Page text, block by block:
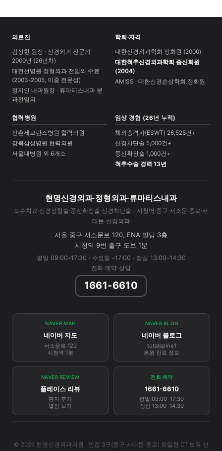
의료진
김상현 원장 · 신경외과 전문의 ·
2000년 (26년차)
대전선병원 정형외과 전임의 수료
(2003-2005, 이중 전문성)
정지인 내과원장 · 류마티스내과 분
과전임의
학회·자격
대한신경외과학회 정회원 (2000)
대한척추신경외과학회 종신회원
(2004)
AMISS · 대한신경손상학회 정회원
협력병원
신촌세브란스병원 협력의원
강북삼성병원 협력의원
서울대병원 외 6개소
임상 경험 (26년 누적)
체외충격파(ESWT) 26,525건+
신경차단술 5,000건+
풍선확장술 1,000건+
척추수술 경력 13년
현명신경외과·정형외과·류마티스내과
도수치료·신경성형술·풍선확장술·신경차단술 · 시청역·중구·서소문·종로·서
대문 신경외과
서울 중구 서소문로 120, ENA 빌딩 3층
시청역 9번 출구 도보 1분
평일 09:00–17:30 · 수요일 –17:00 · 점심 13:00–14:30
전화 예약·상담
1661-6610
NAVER MAP
네이버 지도
서소문로 120
시청역 1분
NAVER BLOG
네이버 블로그
totalspine1
본원 진료 정보
NAVER REVIEW
플레이스 리뷰
환자 후기
별점 보기
전화 예약
1661-6610
평일 09:00–17:30
점심 13:00–14:30
© 2026 현명신경외과의원 · 인접 3구(중구·서대문·종로) 유일한 CT 보유 신